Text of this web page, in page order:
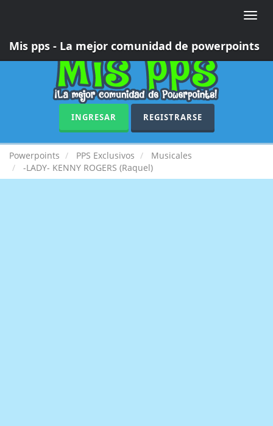
Toggle
Mis pps - La mejor comunidad de powerpoints
INGRESAR REGISTRARSE
Powerpoints PPS Exclusivos
Musicales
-LADY- KENNY ROGERS (Raquel)